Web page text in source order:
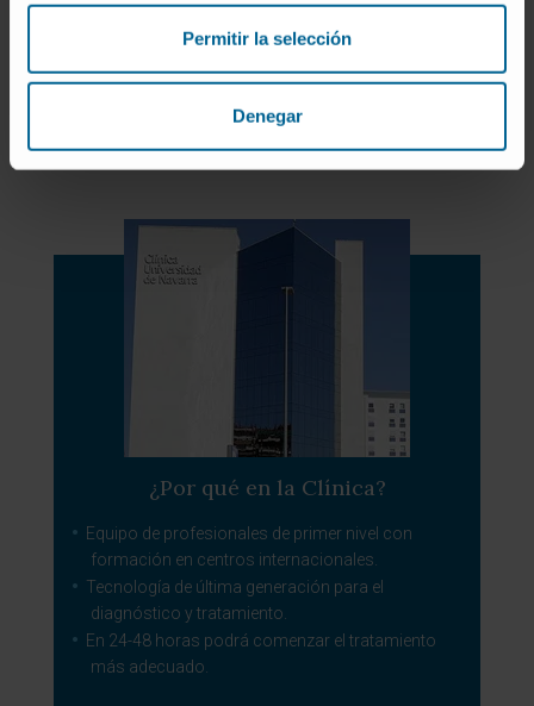
Permitir la selección
Denegar
Hiperplasia benigna de próstata
Incontinencia urinaria
Litiasis renal
¿Por qué en la Clínica?
Equipo de profesionales de primer nivel con
formación en centros internacionales.
Tecnología de última generación para el
diagnóstico y tratamiento.
En 24-48 horas podrá comenzar el tratamiento
más adecuado.